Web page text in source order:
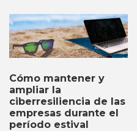
Cómo mantener y
ampliar la
ciberresiliencia de las
empresas durante el
período estival